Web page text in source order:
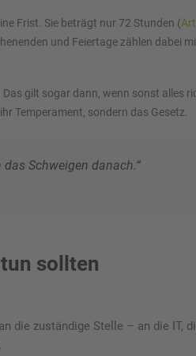
Frist. Sie beträgt nur 72 Stunden (
und Feiertage zählen dabei
gilt sogar dann, wenn sonst alles
Temperament, sondern das Gesetz.
Schweigen danach.“
sollten
die zuständige Stelle – an die IT,